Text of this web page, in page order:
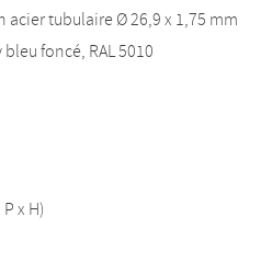
acier tubulaire Ø 26,9 x 1,75 mm
foncé, RAL 5010
x H)